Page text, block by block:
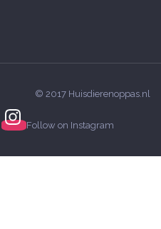
© 2017 Huisdierenoppas.nl
Follow on Instagram